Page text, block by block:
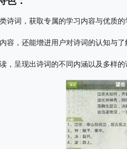
诗词，获取专属的学习内容与优质的
容，还能增进用户对诗词的认知与了
，呈现出诗词的不同内涵以及多样的